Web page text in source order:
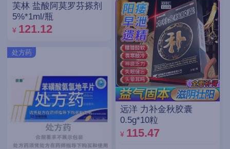
芙林 盐酸阿莫罗芬搽剂
5%*1ml/瓶
¥ 121.12
处方药
远洋 力补金秋胶囊
0.5g*10粒
¥ 115.47